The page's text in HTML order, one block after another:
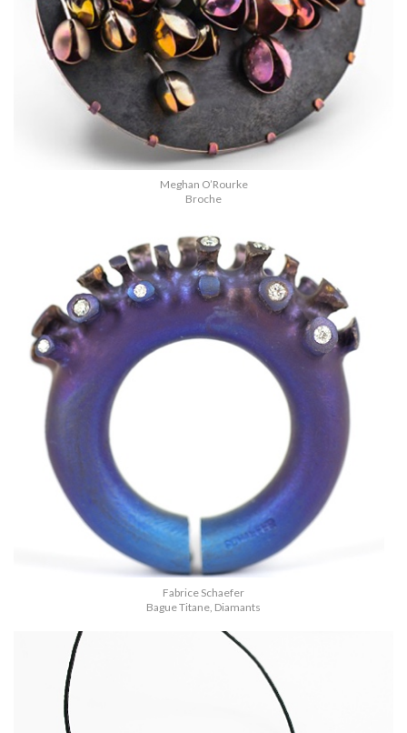
Meghan O’Rourke
Broche
Fabrice Schaefer
Bague Titane, Diamants